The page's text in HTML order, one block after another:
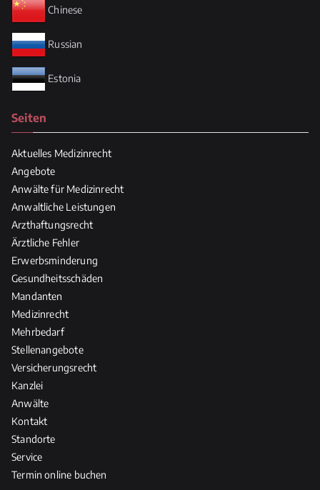
Chinese
Russian
Estonia
Seiten
Aktuelles Medizinrecht
Angebote
Anwälte für Medizinrecht
Anwaltliche Leistungen
Arzthaftungsrecht
Ärztliche Fehler
Erwerbsminderung
Gesundheitsschäden
Mandanten
Medizinrecht
Mehrbedarf
Stellenangebote
Versicherungsrecht
Kanzlei
Anwälte
Kontakt
Standorte
Service
Termin online buchen